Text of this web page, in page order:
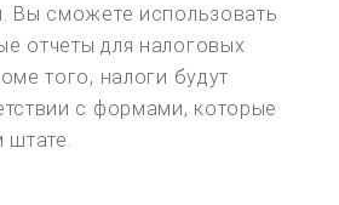
Вы сможете использовать
отчеты для налоговых
того, налоги будут
с формами, которые